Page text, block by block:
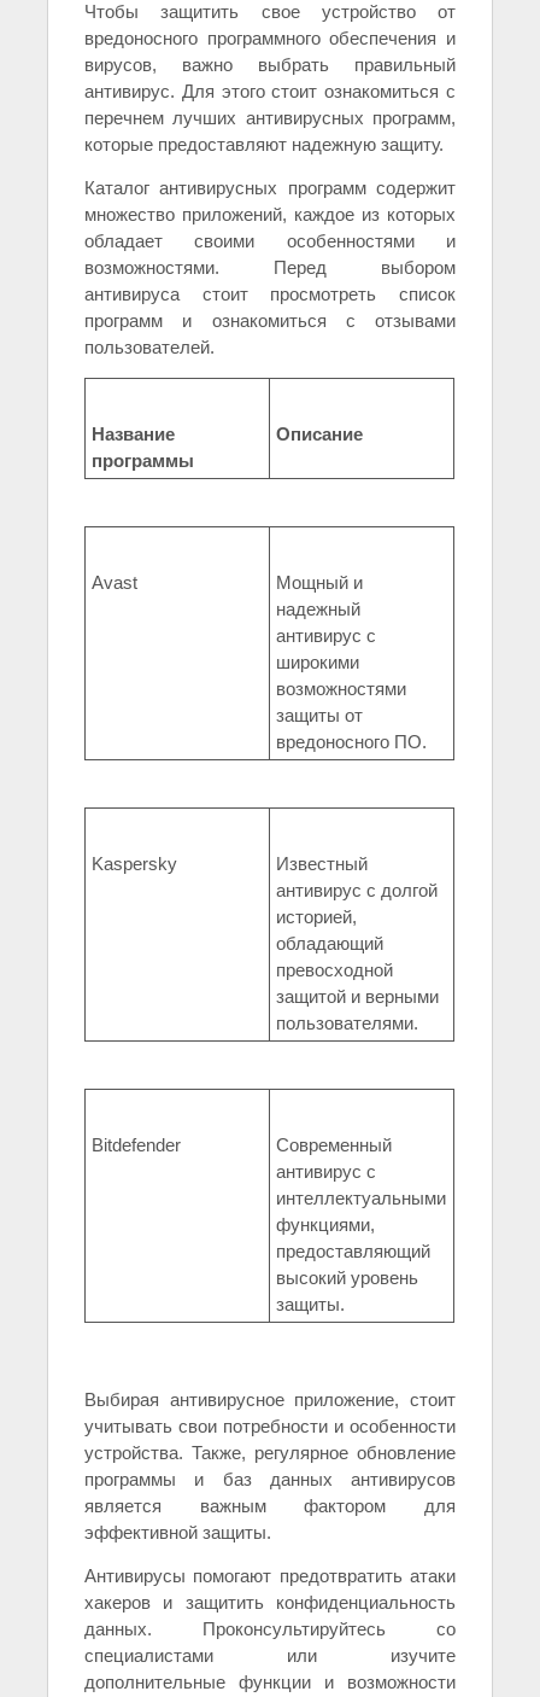
Чтобы защитить свое устройство от
вредоносного программного обеспечения и
вирусов, важно выбрать правильный
антивирус. Для этого стоит ознакомиться с
перечнем лучших антивирусных программ,
которые предоставляют надежную защиту.
Каталог антивирусных программ содержит
множество приложений, каждое из которых
обладает своими особенностями и
возможностями. Перед выбором
антивируса стоит просмотреть список
программ и ознакомиться с отзывами
пользователей.
Название
программы
Описание
Avast
Мощный и
надежный
антивирус с
широкими
возможностями
защиты от
вредоносного ПО.
Kaspersky
Известный
антивирус с долгой
историей,
обладающий
превосходной
защитой и верными
пользователями.
Bitdefender
Современный
антивирус с
интеллектуальными
функциями,
предоставляющий
высокий уровень
защиты.
Выбирая антивирусное приложение, стоит
учитывать свои потребности и особенности
устройства. Также, регулярное обновление
программы и баз данных антивирусов
является важным фактором для
эффективной защиты.
Антивирусы помогают предотвратить атаки
хакеров и защитить конфиденциальность
данных. Проконсультируйтесь со
специалистами или изучите
дополнительные функции и возможности